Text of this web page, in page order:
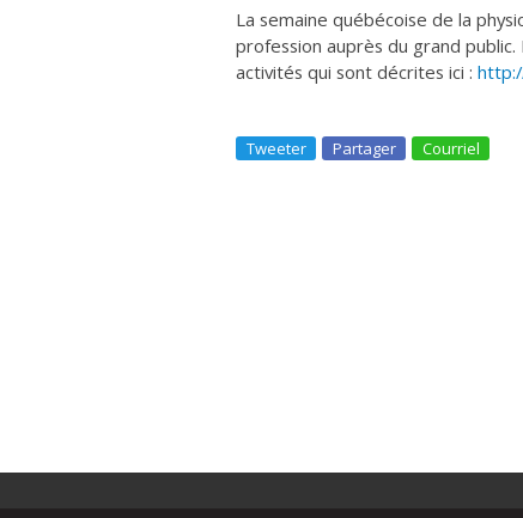
La semaine québécoise de la
profession auprès du grand
activités qui sont décrites ici :
Tweeter Partager Courriel